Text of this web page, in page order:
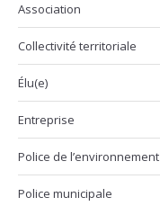
Association
Collectivité territoriale
Élu(e)
Entreprise
Police de l’environnement
Police municipale